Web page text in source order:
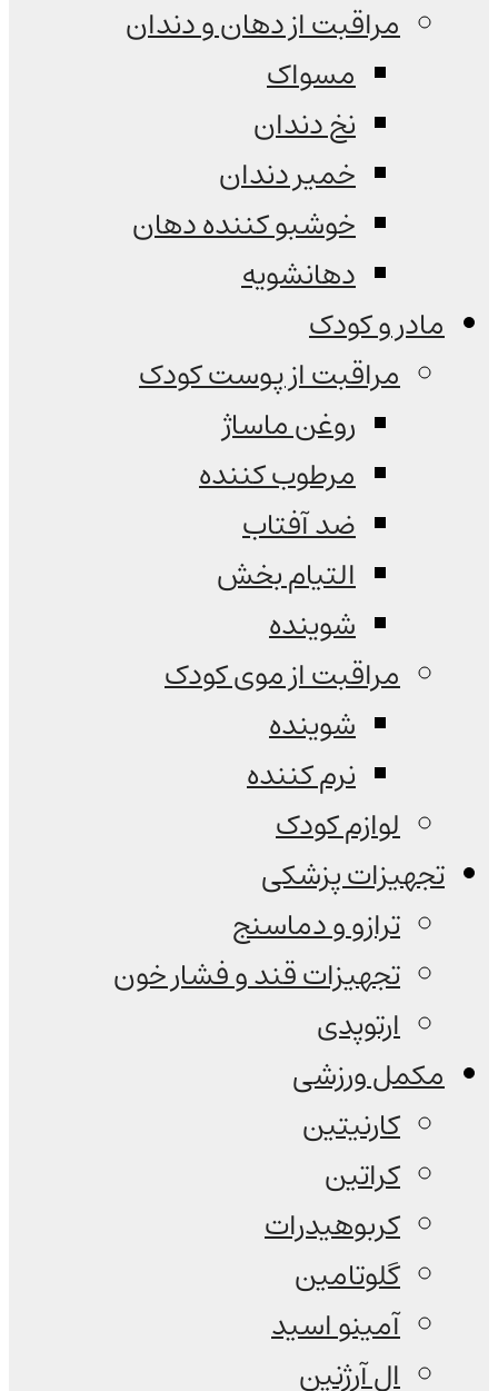
مراقبت از دهان و دندان
مسواک
نخ دندان
خمیر دندان
خوشبو کننده دهان
دهانشویه
مادر و کودک
مراقبت از پوست کودک
روغن ماساژ
مرطوب کننده
ضد آفتاب
التیام بخش
شوینده
مراقبت از موی کودک
شوینده
نرم کننده
لوازم کودک
تجهیزات پزشکی
ترازو و دماسنج
تجهیزات قند و فشار خون
ارتوپدی
مکمل ورزشی
کارنیتین
کراتین
کربوهیدرات
گلوتامین
آمینو اسید
ال آرژنین